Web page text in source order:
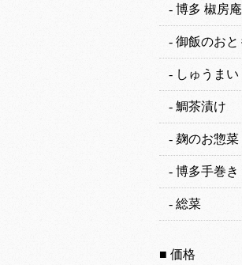
- 博多 椒房
- 御飯のおと
- しゅうまい
- 鯛茶漬け
- 麹のお惣菜
- 博多手巻き
- 総菜
■ 価格